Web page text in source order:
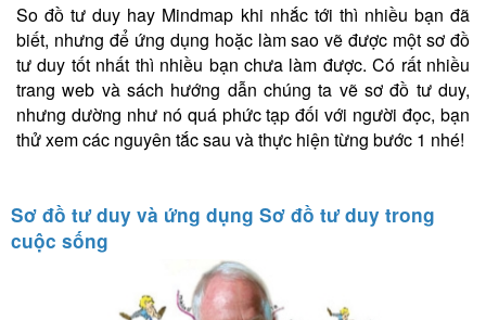
So đồ tư duy hay Mindmap khi nhắc tới thì nhiều bạn đã
biết, nhưng để ứng dụng hoặc làm sao vẽ được một sơ đồ
tư duy tốt nhất thì nhiều bạn chưa làm được. Có rất nhiều
trang web và sách hướng dẫn chúng ta vẽ sơ đồ tư duy,
nhưng dường như nó quá phức tạp đối với người đọc, bạn
thử xem các nguyên tắc sau và thực hiện từng bước 1 nhé!
Sơ đồ tư duy và ứng dụng Sơ đồ tư duy trong
cuộc sống